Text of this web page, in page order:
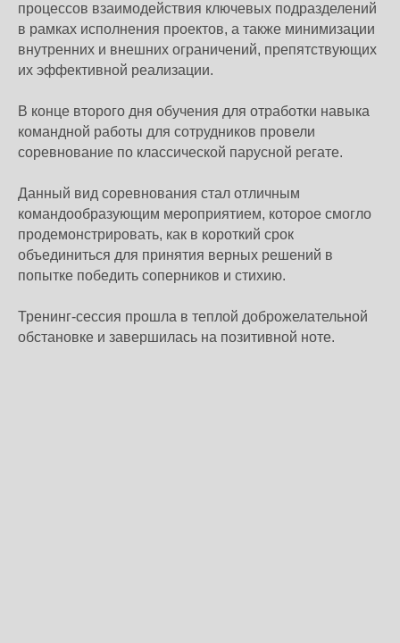
процессов взаимодействия ключевых подразделений
в рамках исполнения проектов, а также минимизации
внутренних и внешних ограничений, препятствующих
их эффективной реализации.
В конце второго дня обучения для отработки навыка
командной работы для сотрудников провели
соревнование по классической парусной регате.
Данный вид соревнования стал отличным
командообразующим мероприятием, которое смогло
продемонстрировать, как в короткий срок
объединиться для принятия верных решений в
попытке победить соперников и стихию.
Тренинг-сессия прошла в теплой доброжелательной
обстановке и завершилась на позитивной ноте.